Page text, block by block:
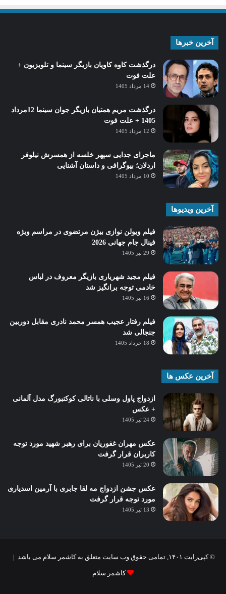
آخرین خبرها
درگذشت کاوه کاویان بازیگر سینما و تلویزیون +
علت فوت
14 مرداد 1405
درگذشت مریم همتیان بازیگر جوان سینما 12مرداد
1405 + علت فوت
12 مرداد 1405
ماجرای جدایی سپهر خلسه از همسرش نیلوفر
اردلان؛ بیوگرافی و داستان آشنایی
10 مرداد 1405
آخرین ویدیوها
فیلم ویولن نوازی بیژن مرتضوی در مراسم ویژه
فینال جام جهانی 2026
29 تیر 1405
فیلم مجید شهریاری بازیگر معروف در لباس
خادمی توجه برانگیز شد
16 تیر 1405
فیلم رفتار عجیب همسر محمد نادری مقابل دوربین
جنجالی شد
18 خرداد 1405
آخرین عکس ها
ازدواج پاول وسلی با ناتالی کوکنبورگ مدل آلمانی
+ عکس
24 تیر 1405
عکس مهران غفوریان برای رهبر شهید مورد توجه
کاربران قرار گرفت
20 تیر 1405
عکس جشن ازدواج مه لقا جابری با آرمین اسدیاری
مورد توجه قرار گرفت
13 تیر 1405
© کپی‌رایت ۱۴۰۱, تمامی حقوق وب سایت متعلق به کاشمر سلام می باشد |
کاشمر سلام